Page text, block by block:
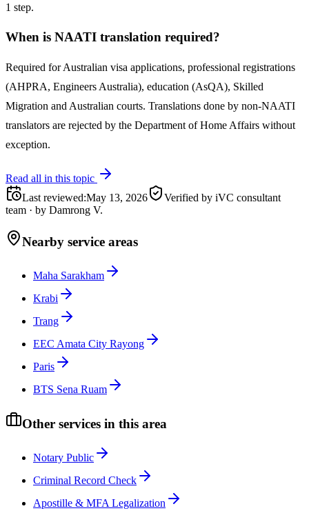
1 step.
When is NAATI translation required?
Required for Australian visa applications, professional registrations
(AHPRA, Engineers Australia), education (AsQA), Skilled
Migration and Australian courts. Translations done by non-NAATI
translators are rejected by the Department of Home Affairs without
exception.
Read all in this topic
Last reviewed:May 13, 2026
Verified by iVC consultant
team · by Damrong V.
Nearby service areas
Maha Sarakham
Krabi
Trang
EEC Amata City Rayong
Paris
BTS Sena Ruam
Other services in this area
Notary Public
Criminal Record Check
Apostille & MFA Legalization